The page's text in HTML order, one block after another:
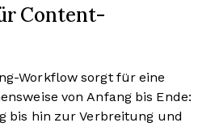
Content-
Workflow sorgt für eine
von Anfang bis Ende:
bis hin zur Verbreitung und